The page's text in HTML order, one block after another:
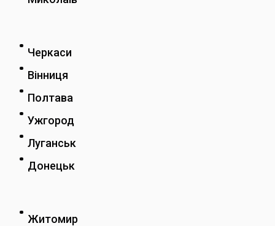
Черкаси
Вінниця
Полтава
Ужгород
Луганськ
Донецьк
Житомир